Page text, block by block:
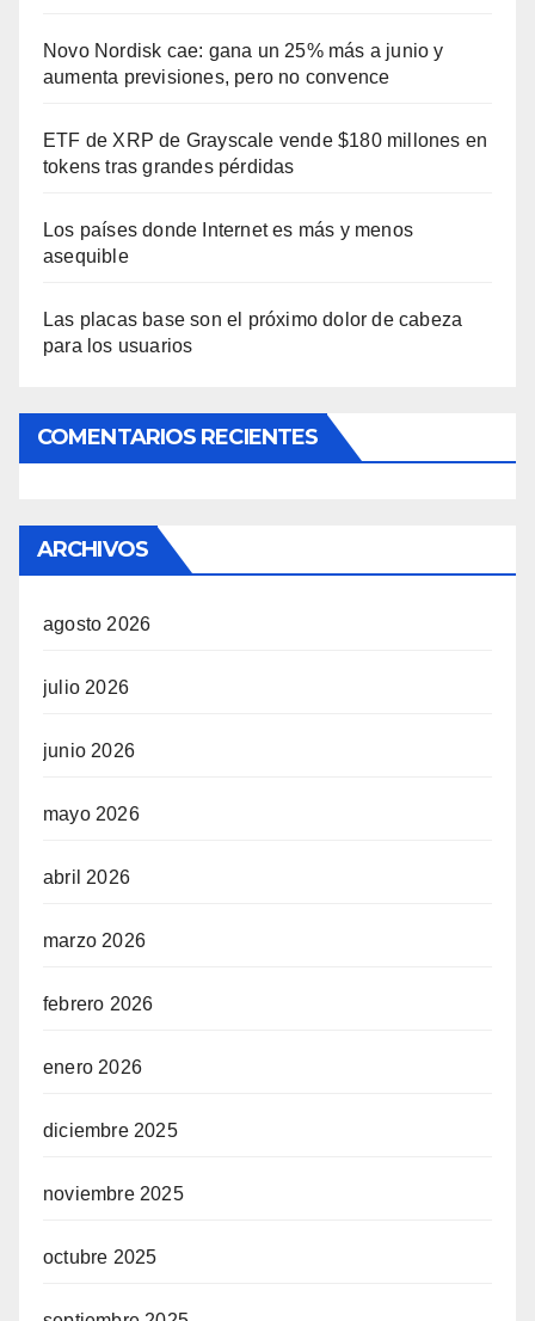
Novo Nordisk cae: gana un 25% más a junio y
aumenta previsiones, pero no convence
ETF de XRP de Grayscale vende $180 millones en
tokens tras grandes pérdidas
Los países donde Internet es más y menos
asequible
Las placas base son el próximo dolor de cabeza
para los usuarios
COMENTARIOS RECIENTES
ARCHIVOS
agosto 2026
julio 2026
junio 2026
mayo 2026
abril 2026
marzo 2026
febrero 2026
enero 2026
diciembre 2025
noviembre 2025
octubre 2025